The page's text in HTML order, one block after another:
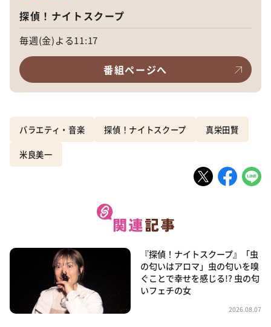
探偵！ナイトスクープ
毎週(金)よる11:17
番組ページへ
バラエティ・音楽 探偵！ナイトスクープ 真栄田賢
米良美一
『探偵！ナイトスクープ』「虫
の匂いはアロマ」虫の匂いを嗅
ぐことで幸せを感じる!? 虫の匂
いフェチの女
2026.08.07